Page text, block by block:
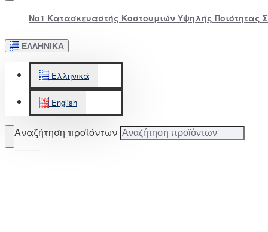
Νο1 Κατασκευαστής Κοστουμιών Υψηλής Ποιότητας
ΕΛΛΗΝΙΚΆ
Ελληνικά
English
Αναζήτηση προϊόντων